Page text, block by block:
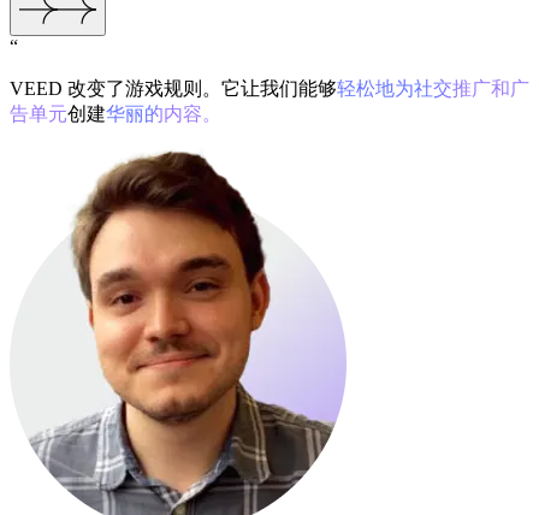
“
VEED 改变了游戏规则。它让我们能够轻松地为社交推广和广
告单元创建华丽的内容。